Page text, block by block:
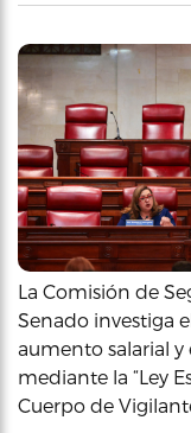
La Comisión de
Senado investiga
aumento salarial
mediante la “Ley
Cuerpo de